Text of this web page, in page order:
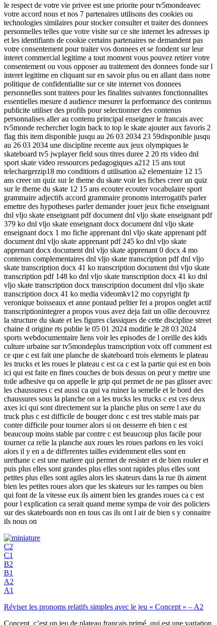
le respect de votre vie privee est une priorite pour tv5mondeavec
votre accord nous et nos 7 partenaires utilisons des cookies ou
technologies similaires pour stocker consulter et traiter des donnees
personnelles telles que votre visite sur ce site internet les adresses ip
et les identifiants de cookie certains partenaires ne demandent pas
votre consentement pour traiter vos donnees et se fondent sur leur
interet commercial legitime a tout moment vous pouvez retirer votre
consentement ou vous opposer au traitement des donnees fonde sur l
interet legitime en cliquant sur en savoir plus ou en allant dans notre
politique de confidentialite sur ce site internet vos donnees
personnelles sont traitees pour les finalites suivantes fonctionnalites
essentielles mesure d audience mesurer la performance des contenus
publicite utiliser des profils pour selectionner des contenus
personnalises aller au contenu principal enseigner le francais avec
tv5monde rechercher login back to top le skate ajouter aux favoris 2
flag this item disponible jusqu au 26 03 2034 23 59disponible jusqu
au 26 03 2034 une discipline recente aux jeux olympiques le
skateboard tv5 jwplayer field sous titres duree 2 20 rts video dnl
sport skate video ressources pedagogiques a212 15 ans tout
telechargerzip18 mo conditions d utilisation a2 elementaire 12 15
ans creer un quiz sur le theme du skate voir les fiches creer un quiz
sur le theme du skate 12 15 ans ecouter ecouter vocabulaire sport
grammaire adjectifs accord grammaire pronoms interrogatifs parler
emettre des hypotheses parler demander jouer jeux fiche enseignant
dnl vljo skate enseignant pdf document dnl vljo skate enseignant pdf
379 ko dnl vljo skate enseignant docx document dnl vljo skate
enseignant docx 1 mo fiche apprenant dnl vljo skate apprenant pdf
document dnl vljo skate apprenant pdf 245 ko dnl vljo skate
apprenant docx document dnl vljo skate apprenant 0 docx 4 mo
contenus complementaires dnl vljo skate transcription pdf dnl vljo
skate transcription docx 41 ko transcription document dnl vljo skate
transcription pdf 148 ko dnl vljo skate transcription docx 41 ko dnl
vljo skate transcription docx transcription document dnl vljo skate
transcription docx 41 ko media videomkv12 mo copyright fp
veronique boisseaux et anne pontaud peltier fei a propos onglet actif
transcriptionintegrer a propos vous avez deja fait un ollie decouvrez
la structure du skate et les figures classiques de cette discipline street
chaine d origine rts publie le 05 01 2024 modifie le 28 03 2024
sports webdocumentaire liens voir les episodes de l oreille des kids
culture urbaine sur tv5mondeplus transcription voix off comment est
ce que c est fait une planche de skateboard trois elements le plateau
les trucks et les roues le plateau c est ca c est la partie qui est en bois
ici qui est faite en fines couches de bois dessus on peut y mettre une
toile adhesive qu on appelle le grip qui permet de ne pas glisser avec
les chaussures c est aussi ca qui va ruiner la semelle et le bord des
chaussures sous la planche on a les trucks les trucks c est ces deux
axes ici qui sont directement sur la planche plus on serre l axe du
truck plus c est difficile de bouger donc c est tres stable mais par
contre difficile pour tourner alors si on desserre eh bien c est
beaucoup moins stable par contre c est beaucoup plus facile pour
tourner ca relie la planche aux roues les roues parlons en les voici
alors il y en a de differentes tailles evidemment elles sont en
urethane c est une matiere qui permet de resister et de bien rouler et
puis plus elles sont grandes plus elles sont rapides plus elles sont
petites plus elles sont agiles alors les skateurs dans la rue ils aiment
bien les petites roues alors que les skateurs sur les rampes ou bien
qui font de la vitesse eux ils aiment bien les grandes roues ca c est
pour l explication ca serait quand meme sympa de voir des policiers
sur des skateboards non en tous cas ils ont l air de bien s y connaitre
ils nous on
C2
C1
B2
B1
A2
A1
Réviser les pronoms relatifs simples avec le jeu « Concept » – A2
Concept, c’est un jeu de plateau français primé, qui est une variation